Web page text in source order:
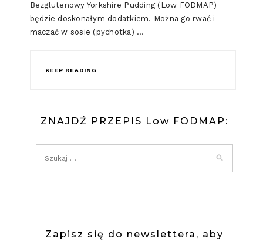
Bezglutenowy Yorkshire Pudding (Low FODMAP)
będzie doskonałym dodatkiem. Można go rwać i
maczać w sosie (pychotka) …
KEEP READING
ZNAJDŹ PRZEPIS Low FODMAP:
Zapisz się do newslettera, aby